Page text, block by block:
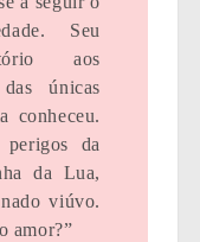
Seu
aos
únicas
conheceu.
da
da Lua,
viúvo.
amor?”